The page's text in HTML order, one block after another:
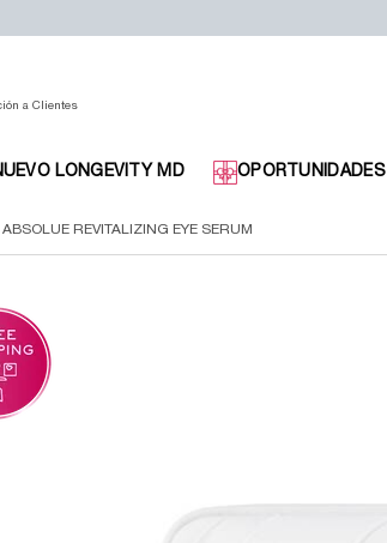
a Clientes
LONGEVITY MD OPORTUNIDADES
ABSOLUE REVITALIZING EYE SERUM